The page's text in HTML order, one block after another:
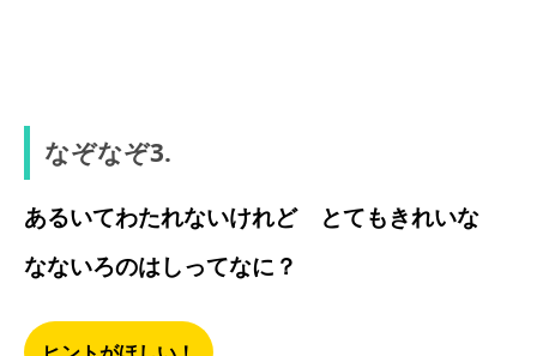
なぞなぞ3.
あるいてわたれないけれど とてもきれいな
なないろのはしってなに？